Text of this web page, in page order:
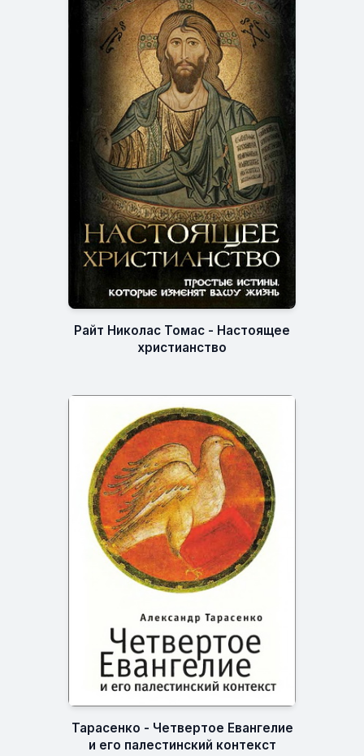
Райт Николас Томас - Настоящее
христианство
Тарасенко - Четвертое Евангелие
и его палестинский контекст